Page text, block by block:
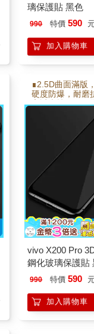
璃保護貼 黑色
990 特價 590
加入購物車
∎2.5D曲面滿版
硬度防爆，耐磨
高透光技術 ∎靜
合 ∎電鍍疏水疏
vivo X200 Pro
鋼化玻璃保護貼
990 特價 590
加入購物車